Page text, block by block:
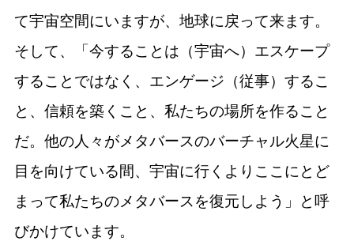
て宇宙空間にいますが、地球に戻って来ます。
そして、「今することは（宇宙へ）エスケープ
することではなく、エンゲージ（従事）するこ
と、信頼を築くこと、私たちの場所を作ること
だ。他の人々がメタバースのバーチャル火星​​に
目を向けている間、宇宙に行くよりここにとど
まって私たちのメタバースを復元しよう」と呼
びかけています。